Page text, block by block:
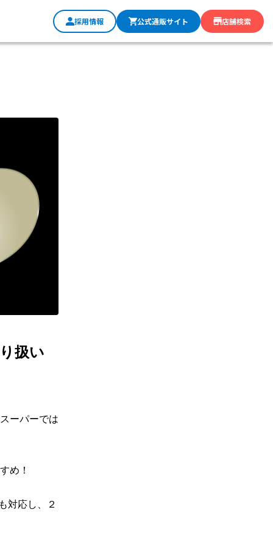
採用情報 公式通販サイト 店舗検索
扱い
ーパーでは
め！
対応し、２